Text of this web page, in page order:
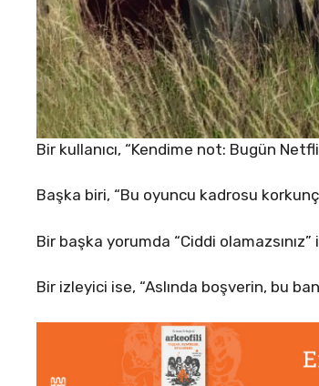
Bir kullanıcı, “Kendime not: Bugün
Başka biri, “Bu oyuncu kadrosu
Bir başka yorumda “Ciddi olamazsınız”
Bir izleyici ise, “Aslında boşverin, bu